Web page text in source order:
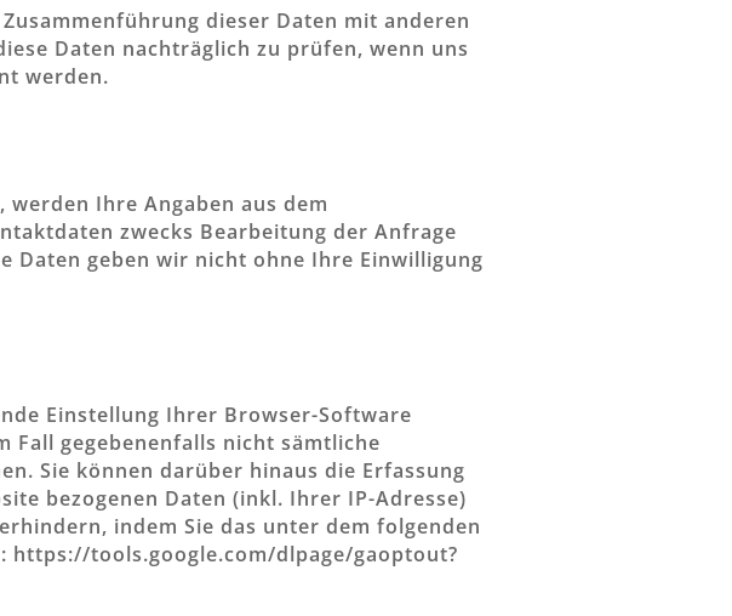
dieser Daten mit anderen
Daten nachträglich zu prüfen, wenn uns
werden.
Ihre Angaben aus dem
zwecks Bearbeitung der Anfrage
Daten geben wir nicht ohne Ihre Einwilligung
Einstellung Ihrer Browser-Software
Fall gegebenenfalls nicht sämtliche
Sie können darüber hinaus die Erfassung
bezogenen Daten (inkl. Ihrer IP-Adresse)
indem Sie das unter dem folgenden
tools.google.com/dlpage/gaoptout?